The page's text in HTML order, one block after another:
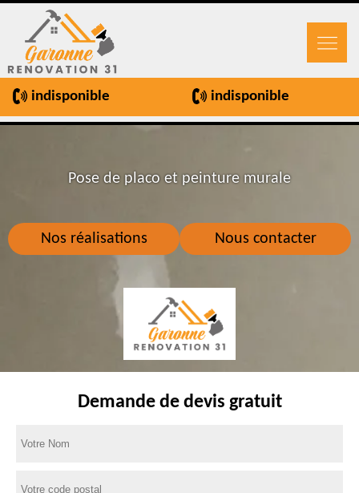
indisponible indisponible
Nos réalisations Nous contacter
Pose de placo et peinture murale
Demande de devis gratuit